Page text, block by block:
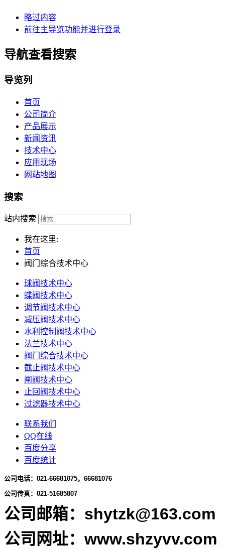
略过内容
前往主导览功能并进行登录
导航查看搜索
导览列
首页
公司简介
产品展示
新闻资讯
技术中心
应用现场
网站地图
搜索
站内搜索
我在这里:
首页
阀门综合技术中心
球阀技术中心
蝶阀技术中心
调节阀技术中心
减压阀技术中心
水利控制阀技术中心
法兰技术中心
阀门综合技术中心
截止阀技术中心
闸阀技术中心
止回阀技术中心
过滤器技术中心
联系我们
QQ在线
百度分享
百度统计
公司电话： 021-66681075，66681076
公司传真：021-51685807
公司邮箱：shytzk@163.com
公司网址：www.shzyvv.com